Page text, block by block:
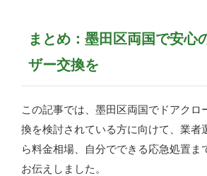
まとめ：墨田区両国で安心
ザー交換を
この記事では、墨田区両国でドアクロ
換を検討されている方に向けて、業者
ら料金相場、自分でできる応急処置ま
お伝えしました。